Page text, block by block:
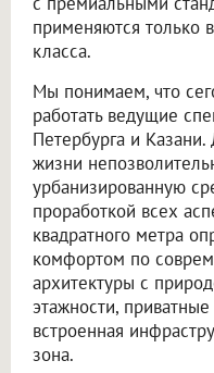
применяются только
класса.
Мы понимаем, что
работать ведущие
Петербурга и
жизни
урбанизированную
проработкой всех
квадратного метра
комфортом по
архитектуры с
этажности,
встроенная
зона.